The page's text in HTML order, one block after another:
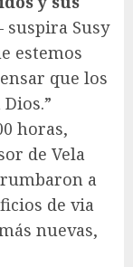
suspira Susy
estemos
que los
horas,
de Vela
a
de via
nuevas,